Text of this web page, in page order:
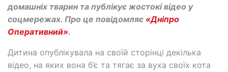
домашніх тварин та публікує жостокі відео у
соцмережах. Про це повідомляє «Дніпро
Оперативний».
Дитина опублікувала на своїй сторінці декілька
відео, на яких вона б’є та тягає за вуха своїх кота